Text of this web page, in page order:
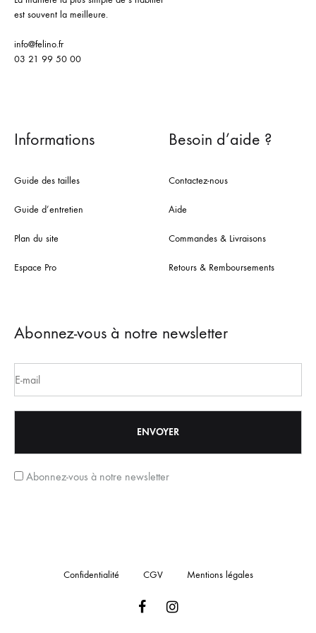
est souvent la meilleure.
info@felino.fr
03 21 99 50 00
Informations
Guide des tailles
Guide d’entretien
Plan du site
Espace Pro
Besoin d’aide ?
Contactez-nous
Aide
Commandes & Livraisons
Retours & Remboursements
Abonnez-vous à notre newsletter
Abonnez-vous à notre newsletter
Confidentialité CGV Mentions légales
FacebookInstagram